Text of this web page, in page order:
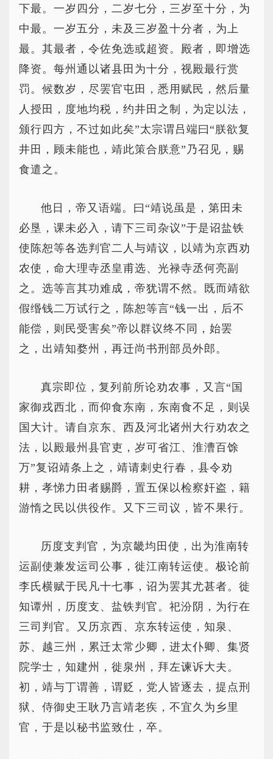
下最。一岁四分，二岁七分，三岁至十分，为
中最。一岁五分，未及三岁盈十分者，为上
最。其最者，令佐免选或超资。殿者，即增选
降资。每州通以诸县田为十分，视殿最行赏
罚。候数岁，尽罢官屯田，悉用赋民，然后量
人授田，度地均税，约井田之制，为定以法，
颁行四方，不过如此矣”太宗谓吕端曰“朕欲复
井田，顾未能也，靖此策合朕意”乃召见，赐
食遣之。
他日，帝又语端。曰“靖说虽是，第田未
必垦，课未必入，请下三司杂议”于是诏盐铁
使陈恕等各选判官二人与靖议，以靖为京西劝
农使，命大理寺丞皇甫选、光禄寺丞何亮副
之。选等言其功难成，帝犹谓不然。既而靖欲
假缗钱二万试行之，陈恕等言“钱一出，后不
能偿，则民受害矣”帝以群议终不同，始罢
之，出靖知婺州，再迁尚书刑部员外郎。
真宗即位，复列前所论劝农事，又言“国
家御戎西北，而仰食东南，东南食不足，则误
国大计。请自京东、西及河北诸州大行劝农之
法，以殿最州县官吏，岁可省江、淮漕百馀
万”复诏靖条上之，靖请刺史行春，县令劝
耕，孝悌力田者赐爵，置五保以检察奸盗，籍
游惰之民以供役作。又下三司议，皆不果行。
历度支判官，为京畿均田使，出为淮南转
运副使兼发运司公事，徙江南转运使。极论前
李氏横赋于民凡十七事，诏为罢其尤甚者。徙
知谭州，历度支、盐铁判官。祀汾阴，为行在
三司判官。又历京西、京东转运使，知泉、
苏、越三州，累迁太常少卿，进太仆卿、集贤
院学士，知建州，徙泉州，拜左谏诉大夫。
初，靖与丁谓善，谓贬，党人皆逐去，提点刑
狱、侍御史王耿乃言靖老疾，不宜久为乡里
官，于是以秘书监致仕，卒。